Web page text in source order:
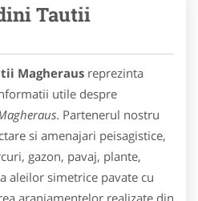
Tautii
Magheraus reprezinta
utile despre
. Partenerul nostru
si amenajari peisagistice,
gazon, pavaj, plante,
aleilor simetrice pavate cu
aranjamentelor realizate din